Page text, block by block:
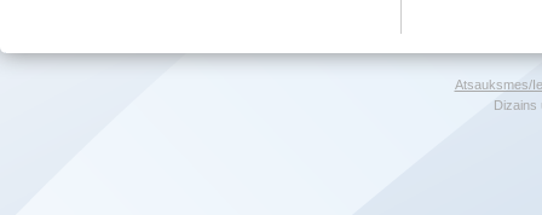
Atsauksmes/
Dizains